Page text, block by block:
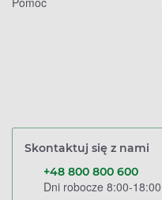
Skontaktuj się z nami
+48 800 800 600
Dni robocze 8:00-18:00